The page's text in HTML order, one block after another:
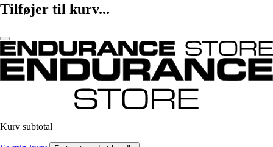
Tilføjer til kurv...
Kurv subtotal